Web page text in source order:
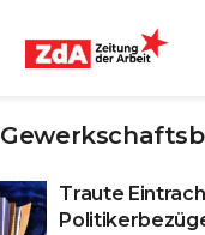
Traute